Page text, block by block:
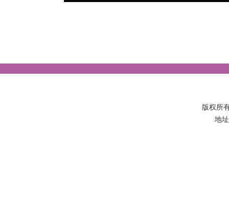
版权所
地